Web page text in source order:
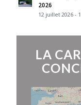
2026
12 juillet 2026 -
LA